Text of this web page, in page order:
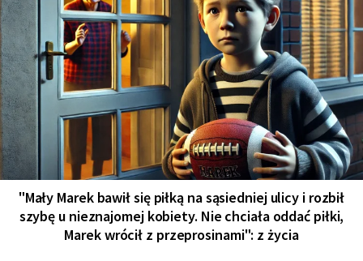
"Mały Marek bawił się piłką na sąsiedniej ulicy i rozbił
szybę u nieznajomej kobiety. Nie chciała oddać piłki,
Marek wrócił z przeprosinami": z życia